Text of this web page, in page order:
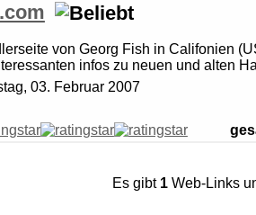
von Georg Fish in Califonien
infos zu neuen und alten
03. Februar 2007
Es gibt 1Web-Links